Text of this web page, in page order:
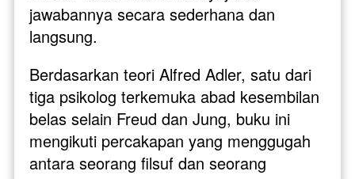
jawabannya secara sederhana dan
langsung.
Berdasarkan teori Alfred Adler, satu dari
tiga psikolog terkemuka abad kesembilan
belas selain Freud dan Jung, buku ini
mengikuti percakapan yang menggugah
antara seorang filsuf dan seorang